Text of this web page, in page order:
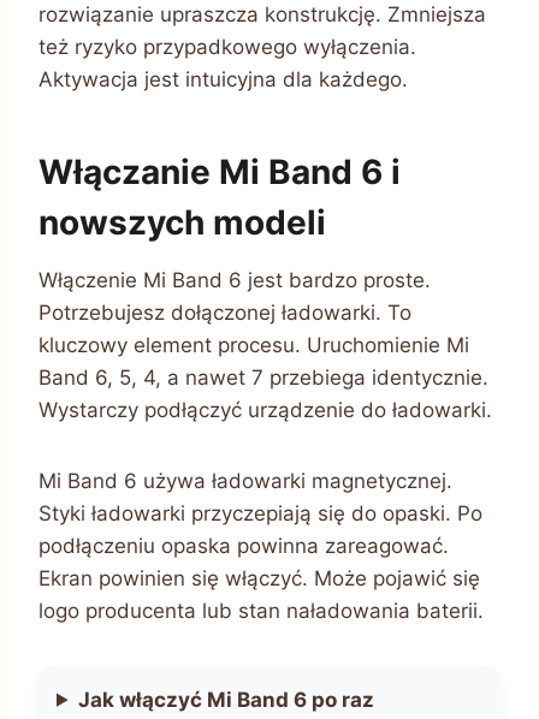
rozwiązanie upraszcza konstrukcję. Zmniejsza
też ryzyko przypadkowego wyłączenia.
Aktywacja jest intuicyjna dla każdego.
Włączanie Mi Band 6 i
nowszych modeli
Włączenie Mi Band 6 jest bardzo proste.
Potrzebujesz dołączonej ładowarki. To
kluczowy element procesu. Uruchomienie Mi
Band 6, 5, 4, a nawet 7 przebiega identycznie.
Wystarczy podłączyć urządzenie do ładowarki.
Mi Band 6 używa ładowarki magnetycznej.
Styki ładowarki przyczepiają się do opaski. Po
podłączeniu opaska powinna zareagować.
Ekran powinien się włączyć. Może pojawić się
logo producenta lub stan naładowania baterii.
Jak włączyć Mi Band 6 po raz